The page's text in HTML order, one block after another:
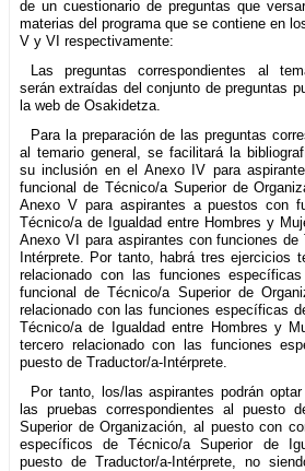
de un cuestionario de preguntas que
materias del programa que se contiene en
V y VI respectivamente:
Las preguntas correspondientes al
serán extraídas del conjunto de preguntas
la web de Osakidetza.
Para la preparación de las preguntas
al temario general, se facilitará la
su inclusión en el Anexo IV para
funcional de Técnico/a Superior de
Anexo V para aspirantes a puestos con
Técnico/a de Igualdad entre Hombres y
Anexo VI para aspirantes con funciones de
Intérprete. Por tanto, habrá tres ejercicios
relacionado con las funciones
funcional de Técnico/a Superior de
relacionado con las funciones específicas
Técnico/a de Igualdad entre Hombres y
tercero relacionado con las funciones
puesto de Traductor/a-Intérprete.
Por tanto, los/las aspirantes podrán
las pruebas correspondientes al puesto
Superior de Organización, al puesto con
específicos de Técnico/a Superior de
puesto de Traductor/a-Intérprete, no